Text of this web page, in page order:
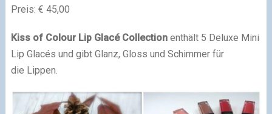
Preis: € 45,00
Kiss of Colour Lip Glacé Collectionenthält 5 Deluxe Mini
Lip Glacés und gibt Glanz, Gloss und Schimmer für
die Lippen.